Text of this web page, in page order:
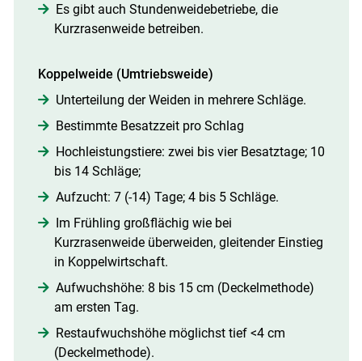
Es gibt auch Stundenweidebetriebe, die
Kurzrasenweide betreiben.
Koppelweide (Umtriebsweide)
Unterteilung der Weiden in mehrere Schläge.
Bestimmte Besatzzeit pro Schlag
Hochleistungstiere: zwei bis vier Besatztage; 10
bis 14 Schläge;
Aufzucht: 7 (-14) Tage; 4 bis 5 Schläge.
Im Frühling großflächig wie bei
Kurzrasenweide überweiden, gleitender Einstieg
in Koppelwirtschaft.
Aufwuchshöhe: 8 bis 15 cm (Deckelmethode)
am ersten Tag.
Restaufwuchshöhe möglichst tief <4 cm
(Deckelmethode).